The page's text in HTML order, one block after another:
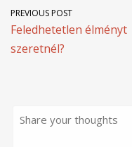
PREVIOUS POST
Feledhetetlen élményt
szeretnél?